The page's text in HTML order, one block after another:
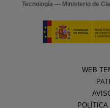
Tecnología — Ministerio de
WEB
POLÍTICA